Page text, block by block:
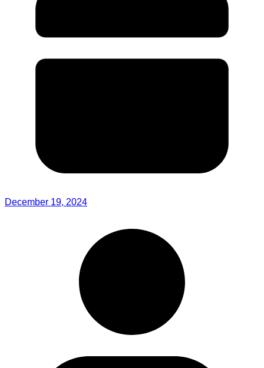
December 19, 2024